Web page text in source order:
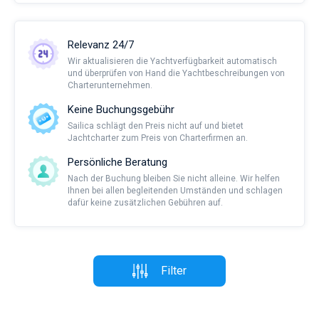
Relevanz 24/7
Wir aktualisieren die Yachtverfügbarkeit automatisch
und überprüfen von Hand die Yachtbeschreibungen von
Charterunternehmen.
Keine Buchungsgebühr
Sailica schlägt den Preis nicht auf und bietet
Jachtcharter zum Preis von Charterfirmen an.
Persönliche Beratung
Nach der Buchung bleiben Sie nicht alleine. Wir helfen
Ihnen bei allen begleitenden Umständen und schlagen
dafür keine zusätzlichen Gebühren auf.
Filter